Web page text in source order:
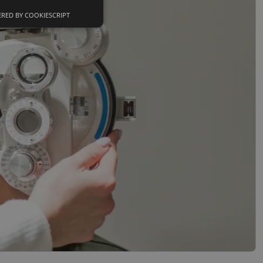
Neklasifikuoti
slapukai
slapukai
Jūsų įrenginį,
Šie slapukai
slapukų
slapukų
dėl
BY COOKIESCRIPT